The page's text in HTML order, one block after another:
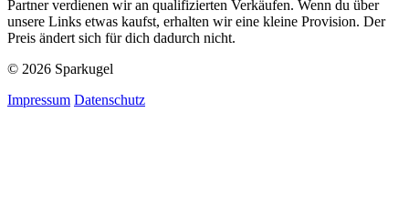
Partner verdienen wir an qualifizierten Verkäufen. Wenn du über
unsere Links etwas kaufst, erhalten wir eine kleine Provision. Der
Preis ändert sich für dich dadurch nicht.
© 2026 Sparkugel
Impressum Datenschutz